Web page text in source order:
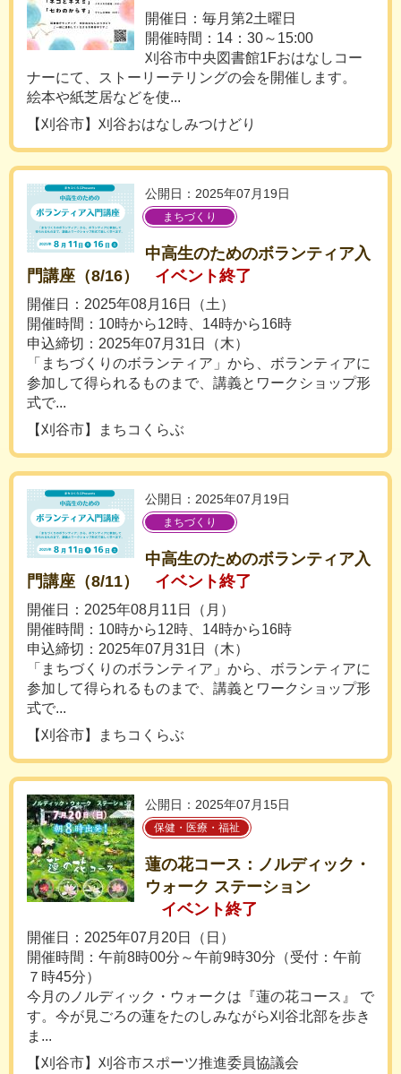
開催日：毎月第2土曜日
開催時間：14：30～15:00
刈谷市中央図書館1Fおはなしコー
ナーにて、ストーリーテリングの会を開催します。
絵本や紙芝居などを使...
【刈谷市】刈谷おはなしみつけどり
公開日：2025年07月19日
まちづくり
中高生のためのボランティア入
門講座（8/16）
イベント終了
開催日：2025年08月16日（土）
開催時間：10時から12時、14時から16時
申込締切：2025年07月31日（木）
「まちづくりのボランティア」から、ボランティアに
参加して得られるものまで、講義とワークショップ形
式で...
【刈谷市】まちコくらぶ
公開日：2025年07月19日
まちづくり
中高生のためのボランティア入
門講座（8/11）
イベント終了
開催日：2025年08月11日（月）
開催時間：10時から12時、14時から16時
申込締切：2025年07月31日（木）
「まちづくりのボランティア」から、ボランティアに
参加して得られるものまで、講義とワークショップ形
式で...
【刈谷市】まちコくらぶ
公開日：2025年07月15日
保健・医療・福祉
蓮の花コース：ノルディック・
ウォーク ステーション
イベント終了
開催日：2025年07月20日（日）
開催時間：午前8時00分～午前9時30分（受付：午前
７時45分）
今月のノルディック・ウォークは『蓮の花コース』 で
す。今が見ごろの蓮をたのしみながら刈谷北部を歩き
ま...
【刈谷市】刈谷市スポーツ推進委員協議会